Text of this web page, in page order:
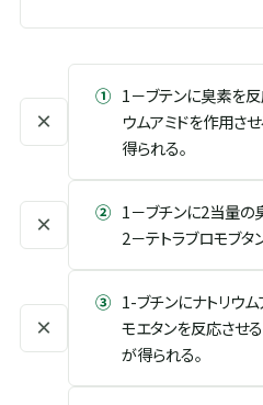
×
① 1－ブテンに臭素を
ウムアミドを作用さ
得られる。
× ② 1－ブチンに2当量の
2－テトラブロモブタ
×
③ 1-ブチンにナトリウ
モエタンを反応させ
が得られる。